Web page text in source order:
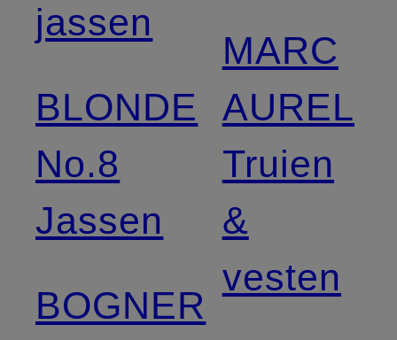
jassen
BLONDE
No.8
Jassen
BOGNER
MARC
AUREL
Truien
&
vesten